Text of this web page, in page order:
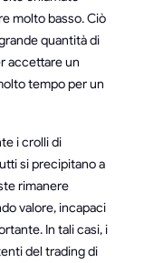
molto basso. Ciò
quantità di
accettare un
tempo per un
i crolli di
si precipitano a
rimanere
valore, incapaci
In tali casi, i
del trading di